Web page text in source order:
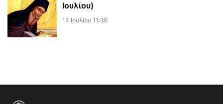
Ιουλίου)
14 Ιουλίου 11:36